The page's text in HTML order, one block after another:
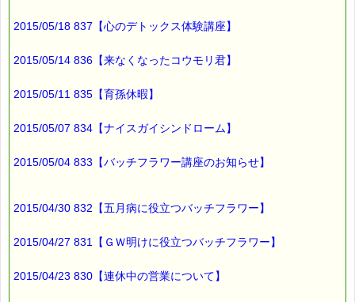
発行責任者：店長 千葉るみこ
https://pass-thyme.com/
2015/05/18 837【心のデトックス体験講座】
2015/05/14 836【来なくなったコウモリ君】
2015/05/11 835【育孫休暇】
2015/05/07 834【ナイスガイシンドローム】
2015/05/04 833【バッチフラワー講座のお知らせ】
2015/04/30 832【五月病に役立つバッチフラワー】
2015/04/27 831【ＧＷ明けに役立つバッチフラワー】
2015/04/23 830【連休中の営業について】